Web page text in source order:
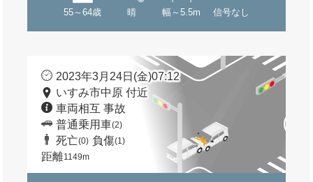
55～64歳 晴 幅～5.5m 信号なし
2023年3月24日(金)07:12
いすみ市中原 付近
車両相互 事故
普通乗用車(2)
死亡(0) 負傷(1)
距離1149m